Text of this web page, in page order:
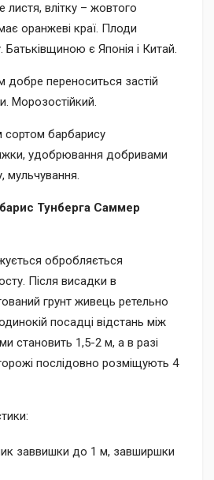
листя, влітку – жовтого
оранжеві краї. Плоди
є Японія і Китай.
добре переноситься застій
Морозостійкий.
сортом барбарису
удобрювання добривами
мульчування.
Тунберга Саммер
обробляється
Після висадки в
грунт живець ретельно
посадці відстань між
становить 1,5-2 м, а в разі
послідовно розміщують 4
заввишки до 1 м, завширшки